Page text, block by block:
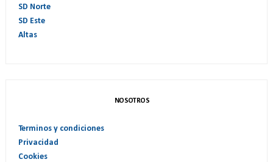
SD Norte
SD Este
Altas
NOSOTROS
Terminos y condiciones
Privacidad
Cookies